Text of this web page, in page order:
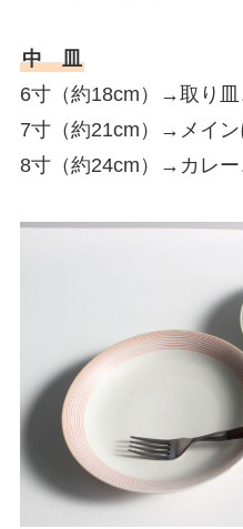
中 皿
6寸（約18cm）→取り皿
7寸（約21cm）→メイン
8寸（約24cm）→カレー